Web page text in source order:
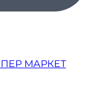
МАРКЕТ